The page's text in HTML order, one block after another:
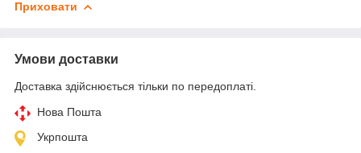
Приховати
Умови доставки
Доставка здійснюється тільки по передоплаті.
Нова Пошта
Укрпошта